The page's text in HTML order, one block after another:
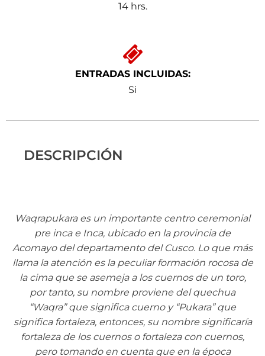
14 hrs.
ENTRADAS INCLUIDAS:
Si
DESCRIPCIÓN
Waqrapukara es un importante centro ceremonial
pre inca e Inca, ubicado en la provincia de
Acomayo del departamento del Cusco. Lo que más
llama la atención es la peculiar formación rocosa de
la cima que se asemeja a los cuernos de un toro,
por tanto, su nombre proviene del quechua
“Waqra” que significa cuerno y “Pukara” que
significa fortaleza, entonces, su nombre significaría
fortaleza de los cuernos o fortaleza con cuernos,
pero tomando en cuenta que en la época